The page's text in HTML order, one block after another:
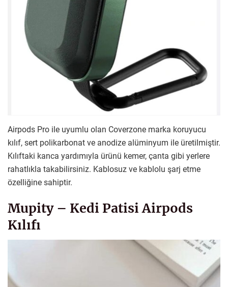
Airpods Pro ile uyumlu olan Coverzone marka koruyucu
kılıf, sert polikarbonat ve anodize alüminyum ile üretilmiştir.
Kılıftaki kanca yardımıyla ürünü kemer, çanta gibi yerlere
rahatlıkla takabilirsiniz. Kablosuz ve kablolu şarj etme
özelliğine sahiptir.
Mupity – Kedi Patisi Airpods
Kılıfı